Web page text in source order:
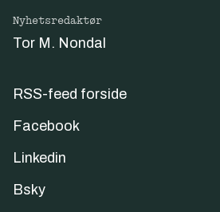
Nyhetsredaktør
Tor M. Nondal
RSS-feed forside
Facebook
Linkedin
Bsky